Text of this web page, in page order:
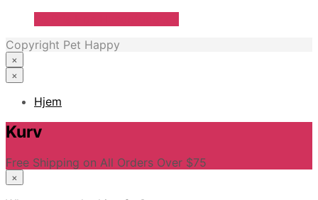
Copyright Pet Happy
×
×
Hjem
Kurv
Free Shipping on All Orders Over $75
×